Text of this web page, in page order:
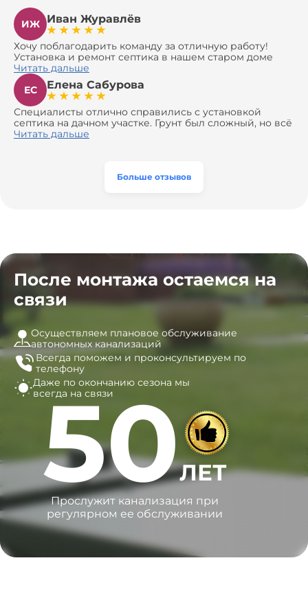
ИЖ Иван Журавлёв
Хочу поблагодарить команду за отличную работу!
Установка и ремонт септика в нашем старом доме
оказались сложной задачей, но ребята справились на
все 100%. Всё сделали аккуратно и профессионально.
Давали полезные рекомендации, не пытались
навязать ничего лишнего, помогли с выбором и
доставкой материалов, что позволило нам
сэкономить. Выполнили монтаж и демонтаж
оборудования, заменили трубы, обновили
эту компанию всем, кто ищет надёжных
Читать дальше
ЕС
Елена Сабурова
Специалисты отлично справились с установкой
септика на дачном участке. Грунт был сложный, но всё
сделали быстро и аккуратно. Помогли выбрать
Читать дальше
Больше отзывов
После монтажа остаемся на
связи
Осуществляем плановое обслуживание
автономных канализаций
Всегда поможем и проконсультируем по
телефону
Даже по окончанию сезона мы
всегда на связи
50ЛЕТ
Прослужит канализация при
регулярном ее обслуживании